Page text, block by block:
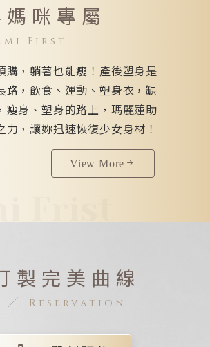
媽咪專屬
First
購，躺著也能瘦！產後塑身是
路，飲食、運動、塑身衣，缺
瘦身、塑身的路上，瑪麗蓮助
力，讓妳迅速恢復少女身材！
View More
製完美曲線
Reservation